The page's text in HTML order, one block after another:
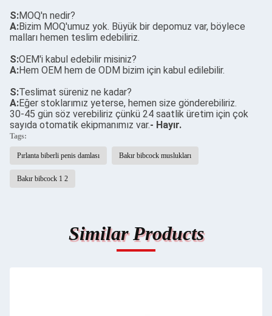
S:MOQ'n nedir?
A:Bizim MOQ'umuz yok. Büyük bir depomuz var, böylece
malları hemen teslim edebiliriz.
S:OEM'i kabul edebilir misiniz?
A:Hem OEM hem de ODM bizim için kabul edilebilir.
S:Teslimat süreniz ne kadar?
A:Eğer stoklarımız yeterse, hemen size gönderebiliriz.
30-45 gün söz verebiliriz çünkü 24 saatlik üretim için çok
sayıda otomatik ekipmanımız var.- Hayır.
Tags:
Pırlanta biberli penis damlası Bakır bibcock muslukları
Bakır bibcock 1 2
Similar Products